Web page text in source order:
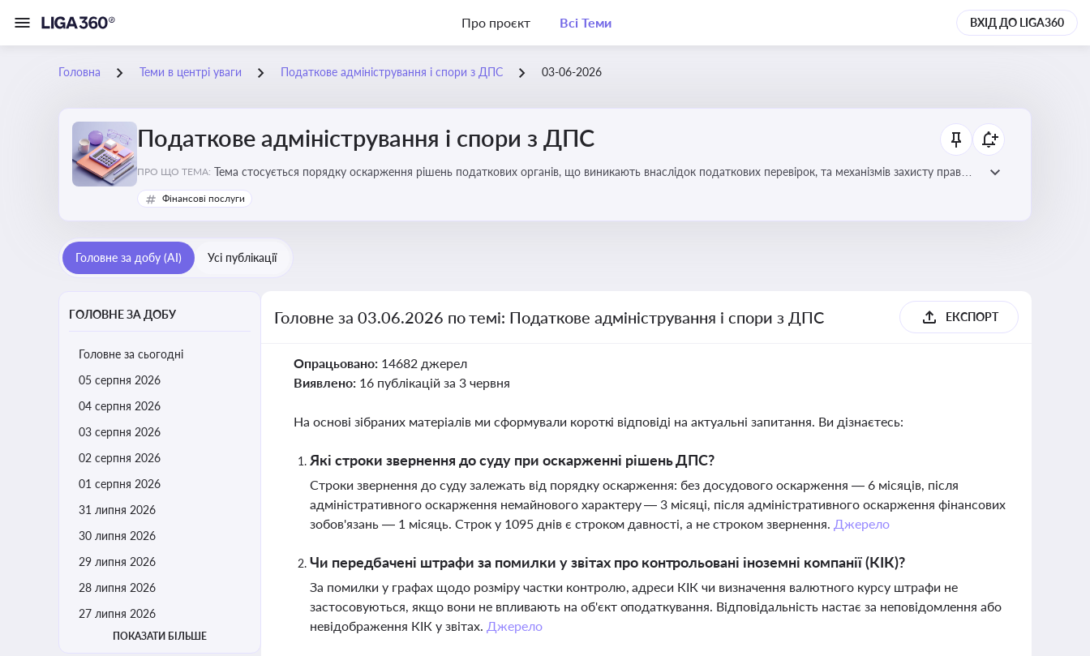
Про проєкт Всі Теми ВХІД ДО LIGA360
Головна Теми в центрі уваги Податкове адміністрування і спори з ДПС 03-06-2026
Податкове адміністрування і спори з ДПС
ПРО ЩО ТЕМА: Тема стосується порядку оскарження рішень податкових органів, що виникають внаслідок податкових перевірок, та механізмів захисту прав
платників податків
Фінансові послуги
Головне за добу (AI) Усі публікації
ГОЛОВНЕ ЗА ДОБУ
Головне за сьогодні
05 серпня 2026
04 серпня 2026
03 серпня 2026
02 серпня 2026
01 серпня 2026
31 липня 2026
30 липня 2026
29 липня 2026
28 липня 2026
27 липня 2026
ПОКАЗАТИ БІЛЬШЕ
Головне за 03.06.2026 по темі: Податкове адміністрування і спори з ДПС ЕКСПОРТ
Опрацьовано: 14682 джерел
Виявлено: 16 публікацій за 3 червня
На основі зібраних матеріалів ми сформували короткі відповіді на актуальні запитання. Ви дізнаєтесь:
Які строки звернення до суду при оскарженні рішень ДПС?
Строки звернення до суду залежать від порядку оскарження: без досудового оскарження — 6 місяців, після
адміністративного оскарження немайнового характеру — 3 місяці, після адміністративного оскарження фінансових
зобов'язань — 1 місяць. Строк у 1095 днів є строком давності, а не строком звернення. Джерело
Чи передбачені штрафи за помилки у звітах про контрольовані іноземні компанії (КІК)?
За помилки у графах щодо розміру частки контролю, адреси КІК чи визначення валютного курсу штрафи не
застосовуються, якщо вони не впливають на об'єкт оподаткування. Відповідальність настає за неповідомлення або
невідображення КІК у звітах. Джерело